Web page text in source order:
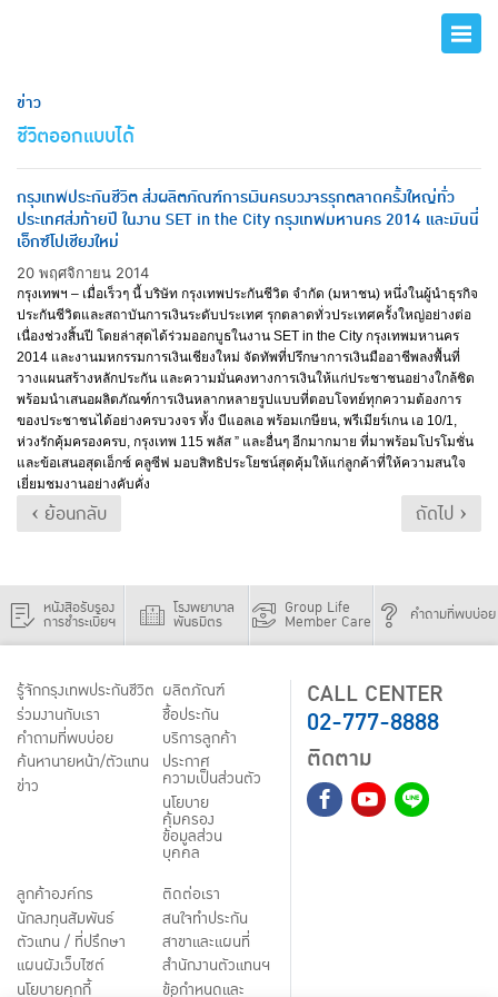
ข่าว
ชีวิตออกแบบได้
กรุงเทพประกันชีวิต ส่งผลิตภัณฑ์การเงินครบวงจรรุกตลาดครั้งใหญ่ทั่ว
ประเทศส่งท้ายปี ในงาน SET in the City กรุงเทพมหานคร 2014 และมันนี่
เอ็กซ์โปเชียงใหม่
20 พฤศจิกายน 2014
กรุงเทพฯ – เมื่อเร็วๆ นี้ บริษัท กรุงเทพประกันชีวิต จำกัด (มหาชน) หนึ่งในผู้นำธุรกิจ
ประกันชีวิตและสถาบันการเงินระดับประเทศ รุกตลาดทั่วประเทศครั้งใหญ่อย่างต่อ
เนื่องช่วงสิ้นปี โดยล่าสุดได้ร่วมออกบูธในงาน SET in the City กรุงเทพมหานคร
2014 และงานมหกรรมการเงินเชียงใหม่ จัดทัพที่ปรึกษาการเงินมืออาชีพลงพื้นที่
วางแผนสร้างหลักประกัน และความมั่นคงทางการเงินให้แก่ประชาชนอย่างใกล้ชิด
พร้อมนำเสนอผลิตภัณฑ์การเงินหลากหลายรูปแบบที่ตอบโจทย์ทุกความต้องการ
ของประชาชนได้อย่างครบวงจร ทั้ง บีแอลเอ พร้อมเกษียน, พรีเมียร์เกน เอ 10/1,
ห่วงรักคุ้มครองครบ, กรุงเทพ 115 พลัส ” และอื่นๆ อีกมากมาย ที่มาพร้อมโปรโมชั่น
และข้อเสนอสุดเอ็กซ์ คลูซีฟ มอบสิทธิประโยชน์สุดคุ้มให้แก่ลูกค้าที่ให้ความสนใจ
เยี่ยมชมงานอย่างคับคั่ง
‹ ย้อนกลับ ถัดไป ›
หนังสือรับรอง
การชำระเบี้ยฯ
โรงพยาบาล
พันธมิตร
Group Life
Member Care คำถามที่พบบ่อย
รู้จักกรุงเทพประกันชีวิต
ร่วมงานกับเรา
คำถามที่พบบ่อย
ค้นหานายหน้า/ตัวแทน
ข่าว
ผลิตภัณฑ์
ชื้อประกัน
บริการลูกค้า
ประกาศ
ความเป็นส่วนตัว
นโยบาย
คุ้มครอง
ข้อมูลส่วน
บุคคล
ลูกค้าองค์กร
นักลงทุนสัมพันธ์
ตัวแทน / ที่ปรึกษา
แผนผังเว็บไซต์
นโยบายคุกกี้
ติดต่อเรา
สนใจทำประกัน
สาขาและแผนที่
สำนักงานตัวแทนฯ
ข้อกำหนดและ
CALL CENTER
02-777-8888
ติดตาม